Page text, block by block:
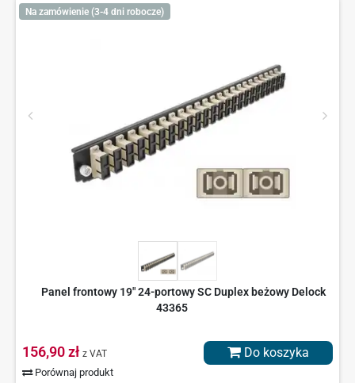
Na zamówienie (3-4 dni robocze)
Panel frontowy 19" 24-portowy SC Duplex beżowy Delock
43365
156,90 zł z VAT
Porównaj produkt
Do koszyka